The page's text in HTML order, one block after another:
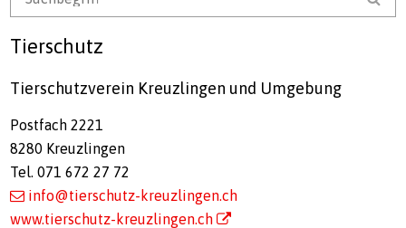
Tierschutz
Tierschutzverein Kreuzlingen und Umgebung
Postfach 2221
8280 Kreuzlingen
Tel. 071 672 27 72
info@tierschutz-kreuzlingen.ch
www.tierschutz-kreuzlingen.ch